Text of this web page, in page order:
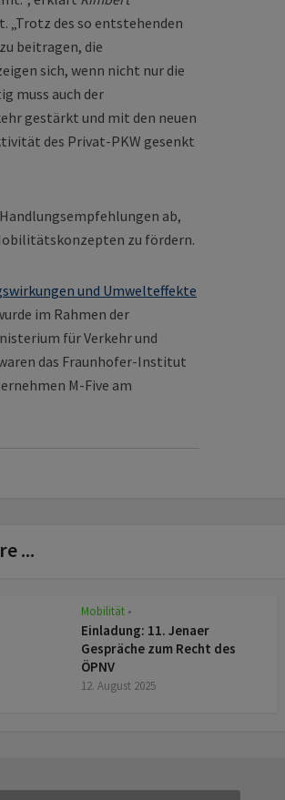
„Trotz des so entstehenden
beitragen, die
sich, wenn nicht nur die
muss auch der
gestärkt und mit den neuen
des Privat-PKW gesenkt
ab,
zu fördern.
und Umwelteffekte
im Rahmen der
für Verkehr und
das Fraunhofer-Institut
M-Five am
...
Mobilität •
Einladung: 11. Jenaer
Gespräche zum Recht des
ÖPNV
12. August 2025